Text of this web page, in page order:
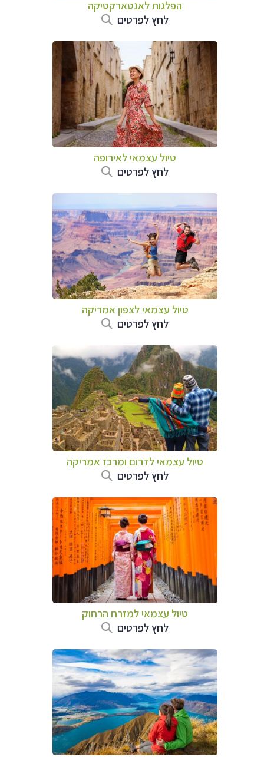
הפלגות לאנטארקטיקה
לחץ לפרטים
טיול עצמאי לאירופה
לחץ לפרטים
טיול עצמאי לצפון אמריקה
לחץ לפרטים
טיול עצמאי לדרום ומרכז אמריקה
לחץ לפרטים
טיול עצמאי למזרח הרחוק
לחץ לפרטים